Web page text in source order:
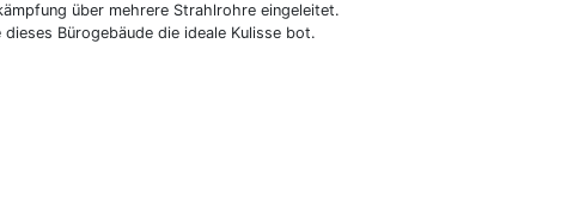
über mehrere Strahlrohre eingeleitet.
Bürogebäude die ideale Kulisse bot.